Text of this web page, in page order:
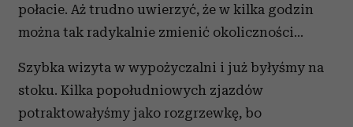
połacie. Aż trudno uwierzyć, że w kilka godzin
można tak radykalnie zmienić okoliczności…
Szybka wizyta w wypożyczalni i już byłyśmy na
stoku. Kilka popołudniowych zjazdów
potraktowałyśmy jako rozgrzewkę, bo